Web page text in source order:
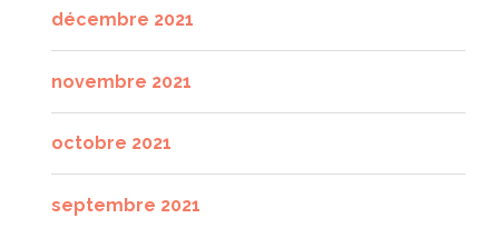
décembre 2021
novembre 2021
octobre 2021
septembre 2021